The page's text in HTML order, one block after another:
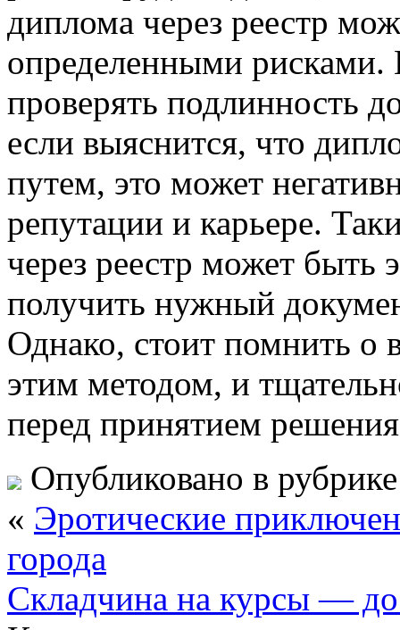
диплома через реестр
определенными рисками.
проверять подлинность
если выяснится, что
путем, это может
репутации и карьере.
через реестр может
получить нужный
Однако, стоит помнить о
этим методом, и
перед принятием
Опубликовано в
« Эротические
города
Складчина на курсы —